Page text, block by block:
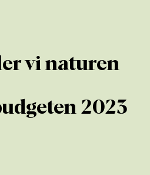
vi naturen
2023